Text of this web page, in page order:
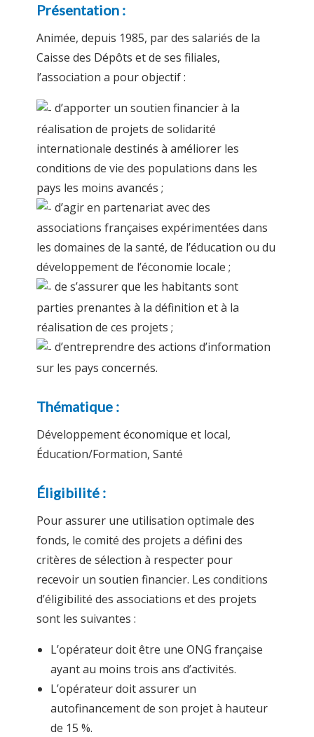
Présentation :
Animée, depuis 1985, par des salariés de la
Caisse des Dépôts et de ses filiales,
l’association a pour objectif :
d’apporter un soutien financier à la
réalisation de projets de solidarité
internationale destinés à améliorer les
conditions de vie des populations dans les
pays les moins avancés ;
d’agir en partenariat avec des
associations françaises expérimentées dans
les domaines de la santé, de l’éducation ou du
développement de l’économie locale ;
de s’assurer que les habitants sont
parties prenantes à la définition et à la
réalisation de ces projets ;
d’entreprendre des actions d’information
sur les pays concernés.
Thématique :
Développement économique et local,
Éducation/Formation, Santé
Éligibilité :
Pour assurer une utilisation optimale des
fonds, le comité des projets a défini des
critères de sélection à respecter pour
recevoir un soutien financier. Les conditions
d’éligibilité des associations et des projets
sont les suivantes :
L’opérateur doit être une ONG française
ayant au moins trois ans d’activités.
L’opérateur doit assurer un
autofinancement de son projet à hauteur
de 15 %.